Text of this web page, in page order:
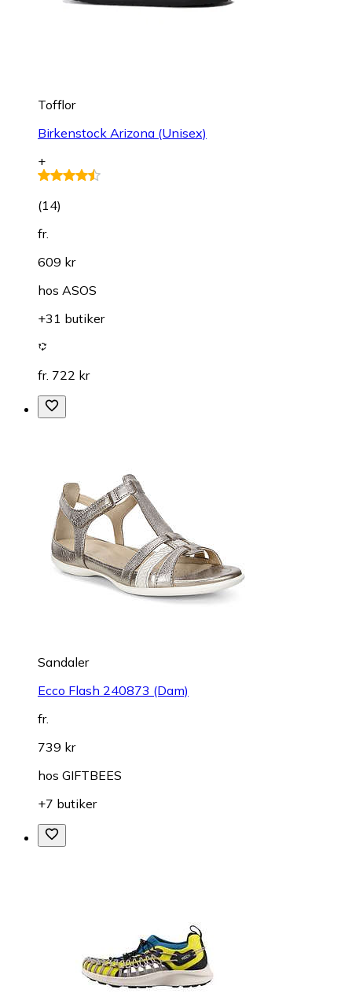
Tofflor
Birkenstock Arizona (Unisex)
+
(14)
fr.
609 kr
hos ASOS
+31 butiker
fr. 722 kr
Sandaler
Ecco Flash 240873 (Dam)
fr.
739 kr
hos GIFTBEES
+7 butiker